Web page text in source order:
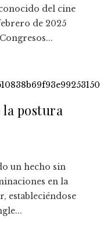
del cine
de 2025
la postura
un hecho sin
en la
estableciéndose